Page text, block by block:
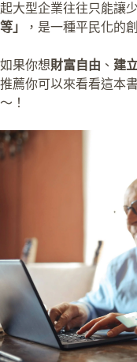
起大型企業往往只能讓
等」
，是一種平民化的
如果你想財富自由 、 建
推薦你可以來看看這本
～！